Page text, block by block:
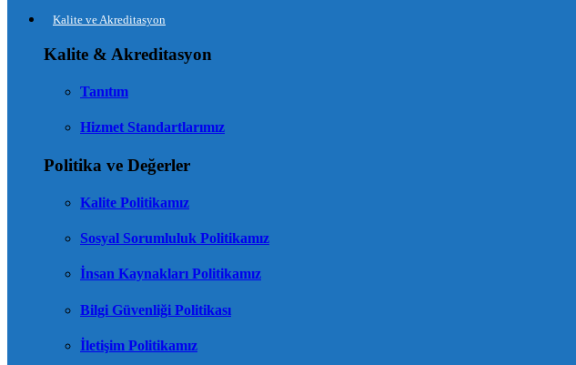
Kalite ve Akreditasyon
Kalite & Akreditasyon
Tanıtım
Hizmet Standartlarımız
Politika ve Değerler
Kalite Politikamız
Sosyal Sorumluluk Politikamız
İnsan Kaynakları Politikamız
Bilgi Güvenliği Politikası
İletişim Politikamız